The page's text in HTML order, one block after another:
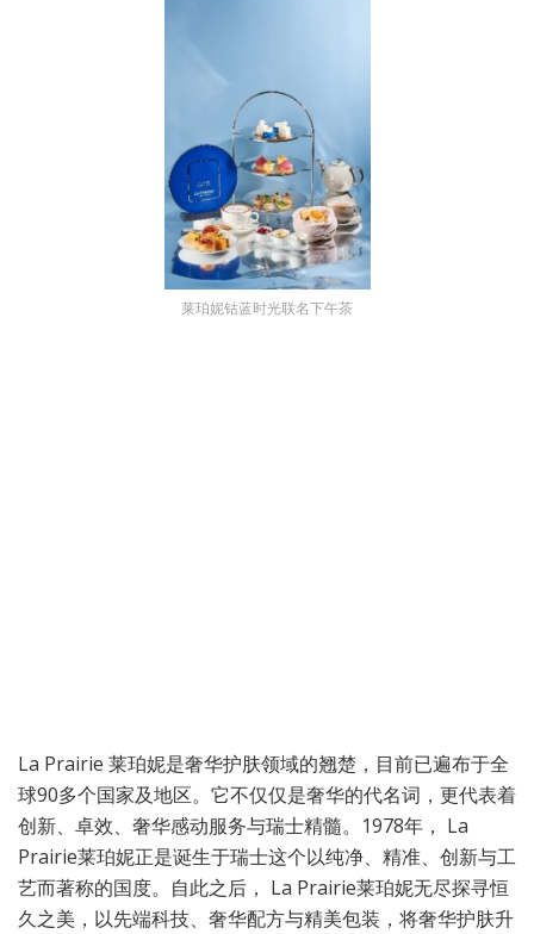
莱珀妮钴蓝时光联名下午茶
La Prairie 莱珀妮是奢华护肤领域的翘楚，目前已遍布于全
球90多个国家及地区。它不仅仅是奢华的代名词，更代表着
创新、卓效、奢华感动服务与瑞士精髓。1978年， La
Prairie莱珀妮正是诞生于瑞士这个以纯净、精准、创新与工
艺而著称的国度。自此之后， La Prairie莱珀妮无尽探寻恒
久之美，以先端科技、奢华配方与精美包装，将奢华护肤升